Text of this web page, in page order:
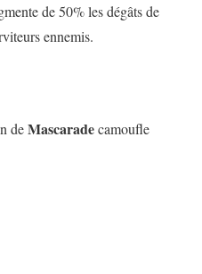
de 50% les dégâts de
ennemis.
deMascaradecamoufle